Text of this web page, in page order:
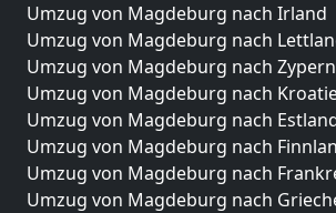
Umzug von Magdeburg nach Irland
Umzug von Magdeburg nach
Umzug von Magdeburg nach Zypern
Umzug von Magdeburg nach
Umzug von Magdeburg nach
Umzug von Magdeburg nach
Umzug von Magdeburg nach
Umzug von Magdeburg nach